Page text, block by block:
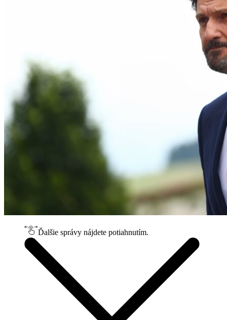
Ďalšie správy nájdete potiahnutím.